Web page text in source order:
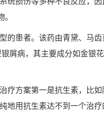
的患者。该药由青黛、马
屑病，其主要成分如金银
疗方案第一是抗生素，比
地用抗生素达不到一个治